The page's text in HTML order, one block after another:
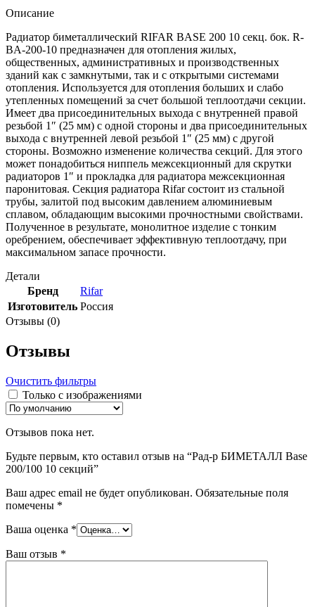
Описание
Радиатор биметаллический RIFAR BASE 200 10 секц. бок. R-
BA-200-10 предназначен для отопления жилых,
общественных, административных и производственных
зданий как с замкнутыми, так и с открытыми системами
отопления. Используется для отопления больших и слабо
утепленных помещений за счет большой теплоотдачи секции.
Имеет два присоединительных выхода с внутренней правой
резьбой 1″ (25 мм) с одной стороны и два присоединительных
выхода с внутренней левой резьбой 1″ (25 мм) с другой
стороны. Возможно изменение количества секций. Для этого
может понадобиться ниппель межсекционный для скрутки
радиаторов 1″ и прокладка для радиатора межсекционная
паронитовая. Секция радиатора Rifar состоит из стальной
трубы, залитой под высоким давлением алюминиевым
сплавом, обладающим высокими прочностными свойствами.
Полученное в результате, монолитное изделие с тонким
оребрением, обеспечивает эффективную теплоотдачу, при
максимальном запасе прочности.
Детали
Бренд
Rifar
Изготовитель Россия
Отзывы (0)
Отзывы
Очистить фильтры
Только с изображениями
Отзывов пока нет.
Будьте первым, кто оставил отзыв на “Рад-р БИМЕТАЛЛ Base
200/100 10 секций”
Ваш адрес email не будет опубликован. Обязательные поля
помечены *
Ваша оценка *
Ваш отзыв *